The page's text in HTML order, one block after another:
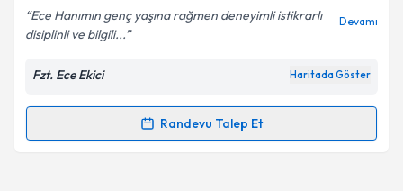
Ece Hanımın genç yaşına rağmen deneyimli istikrarlı
disiplinli ve bilgili...
Devamı
Fzt. Ece Ekici Haritada Göster
Randevu Talep Et
Randevu Takvimi Talebi